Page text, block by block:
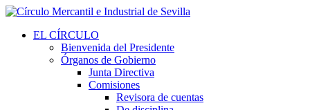
EL CÍRCULO
Bienvenida del Presidente
Órganos de Gobierno
Junta Directiva
Comisiones
Revisora de cuentas